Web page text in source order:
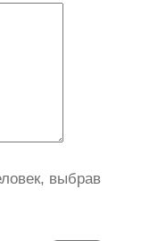
выбрав